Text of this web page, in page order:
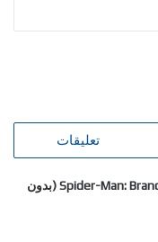
تعليقات
مراجعة فلم Spider-Man: Brand New Day (بدون